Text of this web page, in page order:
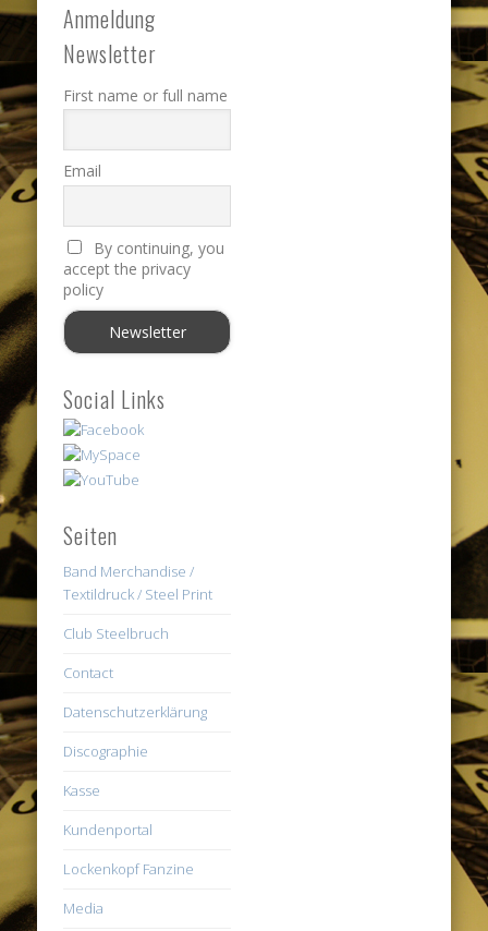
Anmeldung
Newsletter
First name or full name
Email
By continuing, you
accept the privacy
policy
Social Links
Seiten
Band Merchandise /
Textildruck / Steel Print
Club Steelbruch
Contact
Datenschutzerklärung
Discographie
Kasse
Kundenportal
Lockenkopf Fanzine
Media